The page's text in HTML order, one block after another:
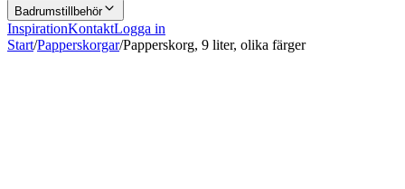
Badrumstillbehör
InspirationKontaktLogga in
Start/Papperskorgar/Papperskorg, 9 liter, olika färger